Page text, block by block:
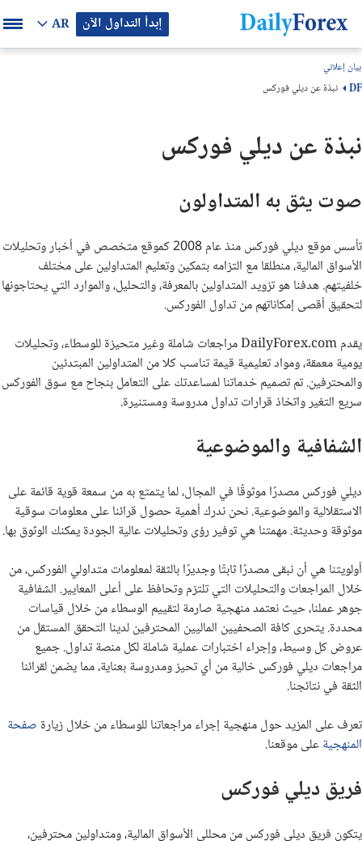
إبدأ التداول الآن AR
DF نبذة عن ديلي فوركس
بيان إعلاني
نبذة عن ديلي فوركس
صوت يثق به المتداولون
تأسس موقع ديلي فوركس منذ عام 2008 كموقع متخصص في أخبار وتحليلات
الأسواق المالية، منطلقا مع التزامه بتمكين وتعليم المتداولين على مختلف
خلفيتهم. هدفنا هو تزويد المتداولين بالمعرفة، والتحليل، والموارد التي يحتاجونها
لتحقيق أقصى إمكاناتهم من تداول الفوركس.
يقدم DailyForex.com مراجعات شاملة وغير متحيزة للوسطاء، وتحليلات
يومية معمقة، ومواد تعليمية قيمة تناسب كلا من المتداولين المبتدئين
والمحترفين. تم تصميم خدماتنا لمساعدتك على التعامل بنجاح مع سوق الفوركس
سريع التغير واتخاذ قرارات تداول مدروسة ومستنيرة.
الشفافية والموضوعية
ديلي فوركس مصدرًا موثوقًا في المجال، لما يتمتع به من سمعة قوية قائمة على
الاستقلالية والموضوعية. نحن ندرك أهمية حصول قرائنا على معلومات سوقية
موثوقة وحديثة. مهمتنا هي توفير رؤى وتحليلات عالية الجودة يمكنك الوثوق بها.
أولويتنا هي أن نبقى مصدرًا ثابتًا وجديرًا بالثقة لمعلومات متداولي الفوركس، من
خلال المراجعات والتحليلات التي تلتزم وتحافظ على أعلى المعايير. الشفافية
جوهر عملنا، حيث نعتمد منهجية صارمة لتقييم الوسطاء من خلال قياسات
محددة. يتحرى كافة الصحفيين الماليين المحترفين لدينا التحقق المستقل من
عروض كل وسيط، وإجراء اختبارات عملية شاملة لكل منصة تداول. جميع
مراجعات ديلي فوركس خالية من أي تحيز ومدروسة بعناية، مما يضمن لقرائنا
الثقة في نتائجنا.
تعرف على المزيد حول منهجية إجراء مراجعاتنا للوسطاء من خلال زيارة صفحة
المنهجيةعلى موقعنا.
فريق ديلي فوركس
يتكون فريق ديلي فوركس من محللي الأسواق المالية، ومتداولين محترفين،